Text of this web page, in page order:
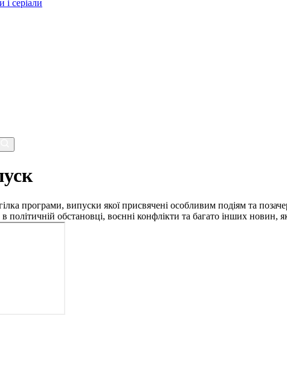
і серіали
програми, випуски якої присвячені особливим подіям та
в політичній обстановці, воєнні конфлікти та багато інших